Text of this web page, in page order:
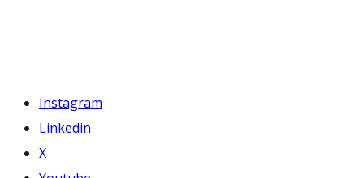
Instagram
Linkedin
X